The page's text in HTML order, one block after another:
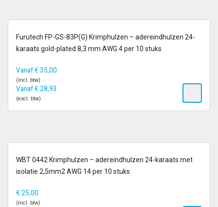
op voorraad
Furutech FP-GS-83P(G) Krimphulzen – adereindhulzen 24-
karaats gold-plated 8,3 mm AWG 4 per 10 stuks
Vanaf€ 35,00
(incl. btw)
Vanaf€ 28,93
(excl. btw)
op voorraad
WBT 0442 Krimphulzen – adereindhulzen 24-karaats met
isolatie 2,5mm2 AWG 14 per 10 stuks
€ 25,00
(incl. btw)